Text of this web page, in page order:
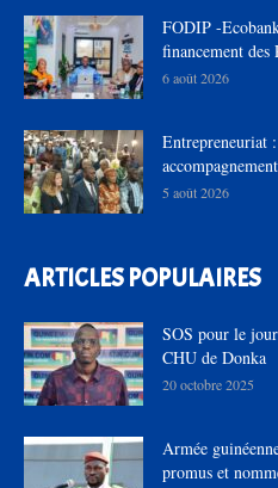
FODIP -
financement des
6 août 2026
Entrepreneuriat
5 août 2026
ARTICLES POPULAIRES
SOS pour le
CHU de Donka
20 octobre 2025
Armée
promus et